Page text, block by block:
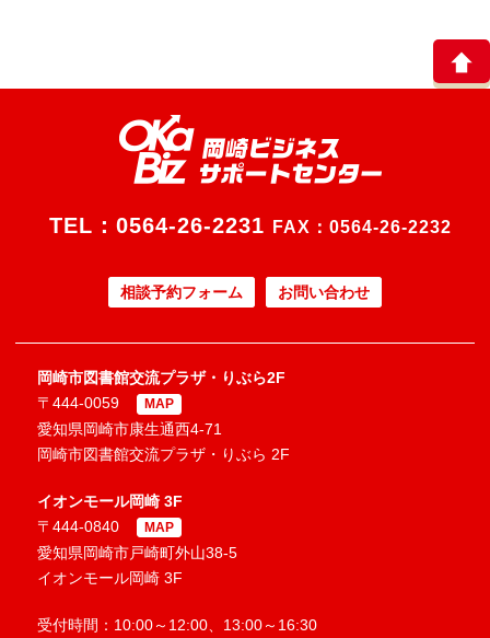
TEL： 0564-26-2231 FAX：0564-26-2232
相談予約フォーム お問い合わせ
岡崎市図書館交流プラザ・りぶら2F
〒444-0059
MAP
愛知県岡崎市康生通西4-71
岡崎市図書館交流プラザ・りぶら 2F
イオンモール岡崎 3F
〒444-0840
MAP
愛知県岡崎市戸崎町外山38-5
イオンモール岡崎 3F
受付時間：10:00～12:00、13:00～16:30